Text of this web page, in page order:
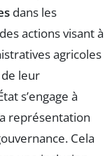
dans les
actions visant à
agricoles
leur
s’engage à
représentation
Cela